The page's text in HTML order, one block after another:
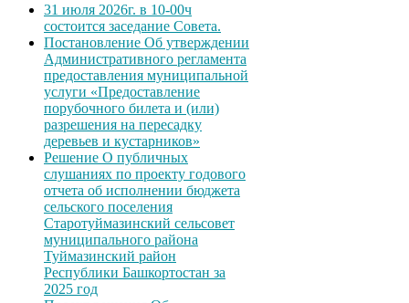
31 июля 2026г. в 10-00ч
состоится заседание Совета.
Постановление Об утверждении
Административного регламента
предоставления муниципальной
услуги «Предоставление
порубочного билета и (или)
разрешения на пересадку
деревьев и кустарников»
Решение О публичных
слушаниях по проекту годового
отчета об исполнении бюджета
сельского поселения
Старотуймазинский сельсовет
муниципального района
Туймазинский район
Республики Башкортостан за
2025 год